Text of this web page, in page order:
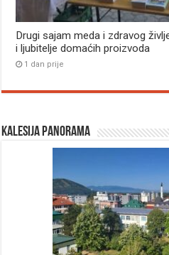
Drugi sajam meda i zdravog
i ljubitelje domaćih proizvoda
1 dan prije
Kalesija panorama